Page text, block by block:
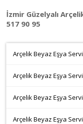
İzmir Güzelyalı
517 90 95
Arçelik Beyaz Eşya
Arçelik Beyaz Eşya
Arçelik Beyaz Eşya
Arçelik Beyaz Eşya